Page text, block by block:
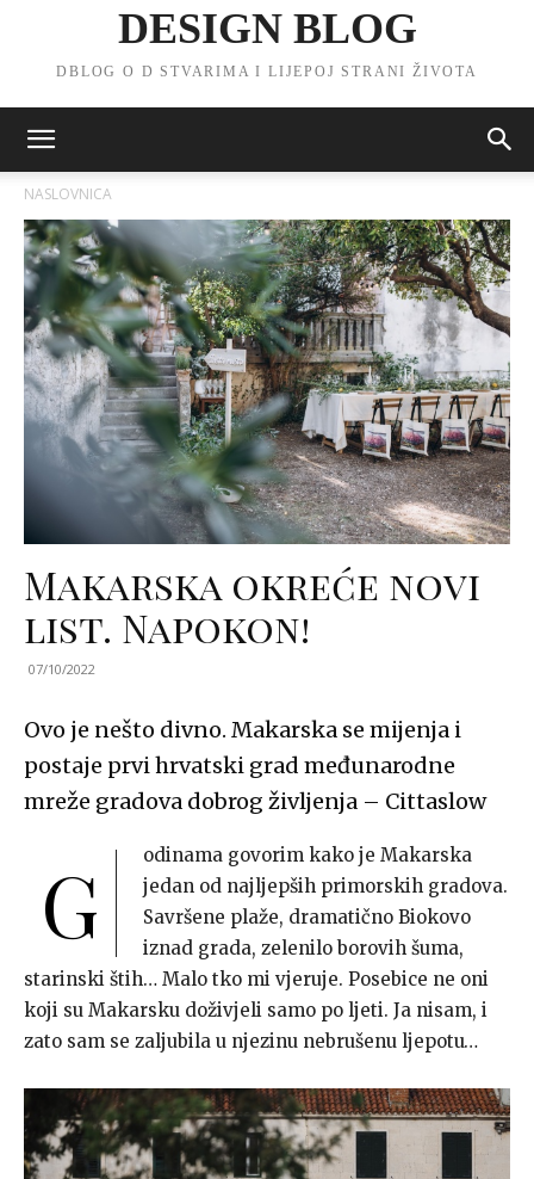
DESIGN BLOG
DBLOG O D STVARIMA I LIJEPOJ STRANI ŽIVOTA
NASLOVNICA
Makarska okreće novi
list. Napokon!
07/10/2022
Ovo je nešto divno. Makarska se mijenja i
postaje prvi hrvatski grad međunarodne
mreže gradova dobrog življenja – Cittaslow
G
odinama govorim kako je Makarska
jedan od najljepših primorskih gradova.
Savršene plaže, dramatično Biokovo
iznad grada, zelenilo borovih šuma,
starinski štih… Malo tko mi vjeruje. Posebice ne oni
koji su Makarsku doživjeli samo po ljeti. Ja nisam, i
zato sam se zaljubila u njezinu nebrušenu ljepotu…